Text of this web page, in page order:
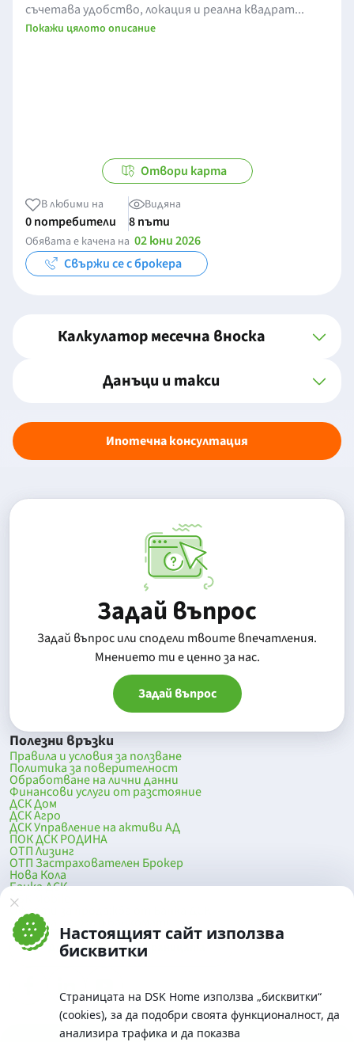
Настоящият сайт използва
бисквитки
Страницата на DSK Home използва „бисквитки“
(cookies), за да подобри своята функционалност, да
анализира трафика и да показва
съчетава удобство, локация и реална квадрат...
Покажи цялото описание
Отвори карта
В любими на
0 потребители
Видяна
8 пъти
Обявата е качена на 02 юни 2026
Свържи се с брокера
Калкулатор месечна вноска
Данъци и такси
Ипотечна консултация
Задай въпрос
Задай въпрос или сподели твоите впечатления.
Mнението ти е ценно за нас.
Задай въпрос
Полезни връзки
Правила и условия за ползване
Политика за поверителност
Обработване на лични данни
Финансови услуги от разстояние
ДСК Дом
ДСК Агро
ДСК Управление на активи АД
ПОК ДСК РОДИНА
ОТП Лизинг
ОТП Застрахователен Брокер
Нова Кола
Банка ДСК
DSK Mobile
Оферти за продажба от Банка ДСК
Клонова мрежа и банкомати
До началото на страницата